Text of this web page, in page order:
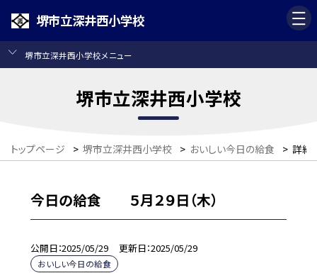
堺市立深井西小学校
堺市立深井西小学校メニュー
堺市立深井西小学校
トップページ > 堺市立深井西小学校 > おいしい今日の給食 > 詳細
今日の給食 ５月２９日（木）
公開日 2025/05/29 更新日 2025/05/29
おいしい今日の給食